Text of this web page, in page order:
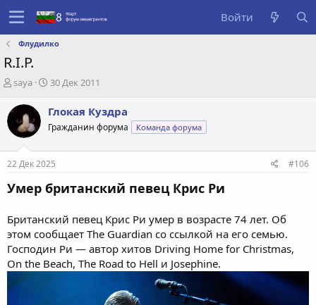
Войти
Флудилко
R.I.P.
А
т
о
р
е
м
ы
saya
Д
т
а
с
з
д
а
н
я
30 Дек 2011
Глокая Куздра
Гражданин форума Команда форума
22 Дек 2025 #106
Умер британский певец Крис Ри
Британский певец Крис Ри умер в возрасте 74 лет. Об
этом сообщает The Guardian со ссылкой на его семью.
Господин Ри — автор хитов Driving Home for Christmas,
On the Beach, The Road to Hell и Josephine.